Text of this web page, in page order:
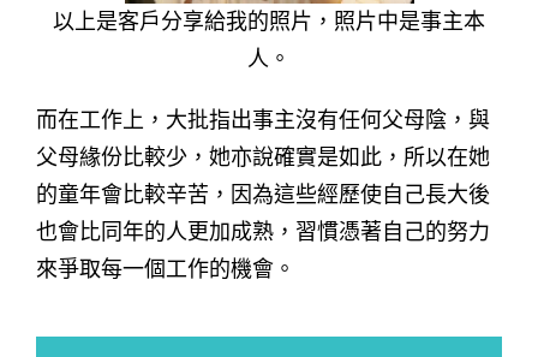
以上是客戶分享給我的照片，照片中是事主本
人。
而在工作上，大批指出事主沒有任何父母陰，與
父母緣份比較少，她亦說確實是如此，所以在她
的童年會比較辛苦，因為這些經歷使自己長大後
也會比同年的人更加成熟，習慣憑著自己的努力
來爭取每一個工作的機會。